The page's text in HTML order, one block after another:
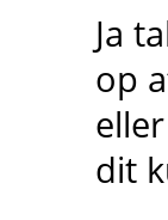
Ja
op
dit